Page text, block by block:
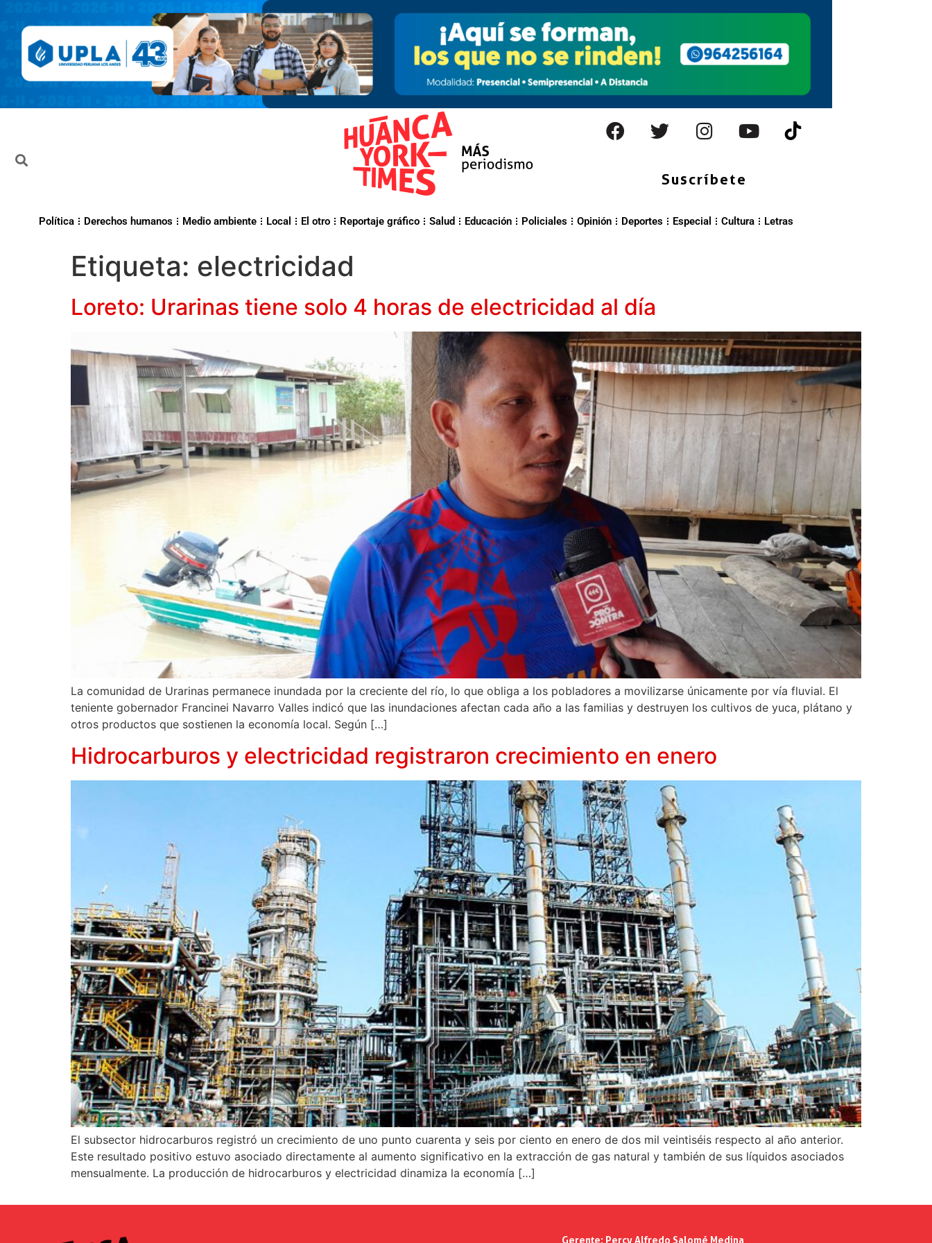
Suscríbete
Política Derechos humanos Medio ambiente Local El otro Reportaje gráfico Salud Educación Policiales Opinión Deportes Especial Cultura Letras
Etiqueta: electricidad
Loreto: Urarinas tiene solo 4 horas de electricidad al día
La comunidad de Urarinas permanece inundada por la creciente del río, lo que obliga a los pobladores a movilizarse únicamente por vía fluvial. El
teniente gobernador Francinei Navarro Valles indicó que las inundaciones afectan cada año a las familias y destruyen los cultivos de yuca, plátano y
otros productos que sostienen la economía local. Según […]
Hidrocarburos y electricidad registraron crecimiento en enero
El subsector hidrocarburos registró un crecimiento de uno punto cuarenta y seis por ciento en enero de dos mil veintiséis respecto al año anterior.
Este resultado positivo estuvo asociado directamente al aumento significativo en la extracción de gas natural y también de sus líquidos asociados
mensualmente. La producción de hidrocarburos y electricidad dinamiza la economía […]
Gerente: Percy Alfredo Salomé Medina